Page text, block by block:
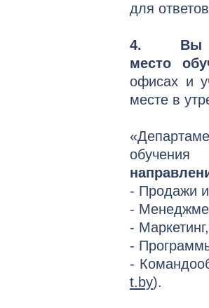
для
4. Вы
место
офисах и
месте в
- Продажи
-
-
-
-
t.by).